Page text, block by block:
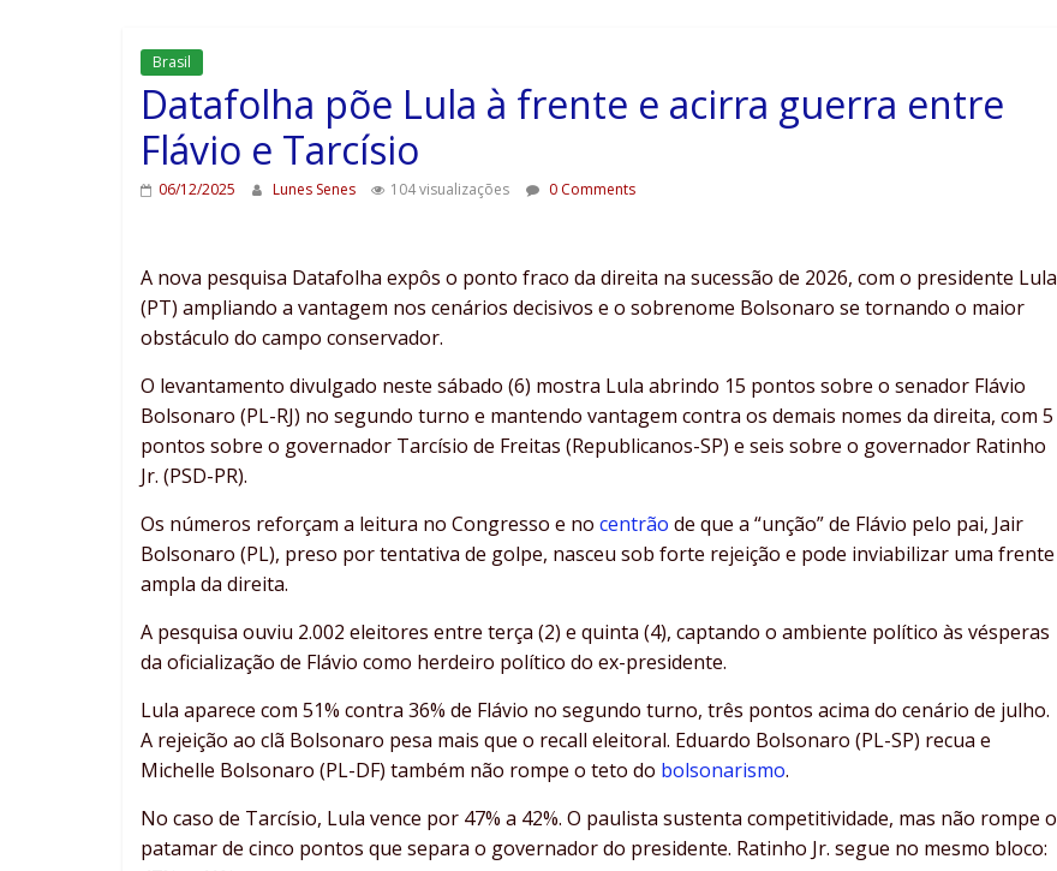
Brasil
Datafolha põe Lula à frente e acirra guerra entre
Flávio e Tarcísio
06/12/2025 Lunes Senes 104 visualizações 0 Comments
A nova pesquisa Datafolha expôs o ponto fraco da direita na sucessão de 2026, com o presidente Lula
(PT) ampliando a vantagem nos cenários decisivos e o sobrenome Bolsonaro se tornando o maior
obstáculo do campo conservador.
O levantamento divulgado neste sábado (6) mostra Lula abrindo 15 pontos sobre o senador Flávio
Bolsonaro (PL-RJ) no segundo turno e mantendo vantagem contra os demais nomes da direita, com 5
pontos sobre o governador Tarcísio de Freitas (Republicanos-SP) e seis sobre o governador Ratinho
Jr. (PSD-PR).
Os números reforçam a leitura no Congresso e no centrão de que a “unção” de Flávio pelo pai, Jair
Bolsonaro (PL), preso por tentativa de golpe, nasceu sob forte rejeição e pode inviabilizar uma frente
ampla da direita.
A pesquisa ouviu 2.002 eleitores entre terça (2) e quinta (4), captando o ambiente político às vésperas
da oficialização de Flávio como herdeiro político do ex-presidente.
Lula aparece com 51% contra 36% de Flávio no segundo turno, três pontos acima do cenário de julho.
A rejeição ao clã Bolsonaro pesa mais que o recall eleitoral. Eduardo Bolsonaro (PL-SP) recua e
Michelle Bolsonaro (PL-DF) também não rompe o teto do bolsonarismo.
No caso de Tarcísio, Lula vence por 47% a 42%. O paulista sustenta competitividade, mas não rompe o
patamar de cinco pontos que separa o governador do presidente. Ratinho Jr. segue no mesmo bloco: